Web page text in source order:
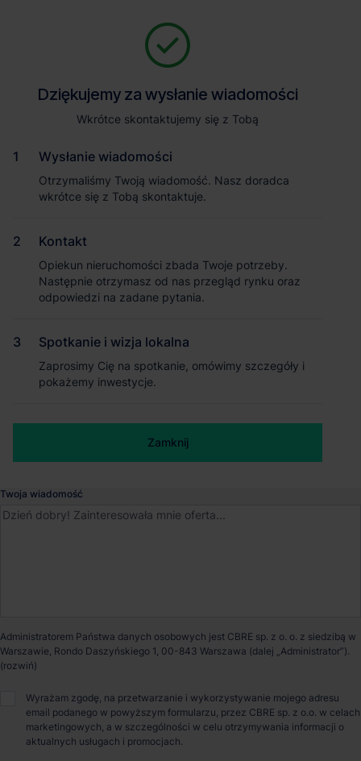
Dostępna powierzchnia
Dziękujemy za wysłanie wiadomości
Wkrótce skontaktujemy się z Tobą
Wysłanie wiadomości
Otrzymaliśmy Twoją wiadomość. Nasz doradca
wkrótce się z Tobą skontaktuje.
Kontakt
Opiekun nieruchomości zbada Twoje potrzeby.
Następnie otrzymasz od nas przegląd rynku oraz
odpowiedzi na zadane pytania.
Spotkanie i wizja lokalna
Zaprosimy Cię na spotkanie, omówimy szczegóły i
pokażemy inwestycje.
Zamknij
Jesteśmy tu, żeby Ci pomóc. Niezależnie od tego, na jakim etapie
pomożemy Ci wybrać najlepszą ofertę. Napisz do nas!
Imię i nazwisko
Nazwa firmy
Email służbowy
Twoja wiadomość
Administratorem Państwa danych osobowych jest CBRE sp. z o. o. z siedzibą w
Warszawie, Rondo Daszyńskiego 1, 00-843 Warszawa (dalej „Administrator”).
Wyrażam zgodę, na przetwarzanie i wykorzystywanie mojego adresu
email podanego w powyższym formularzu, przez CBRE sp. z o.o. w celach
marketingowych, a w szczególności w celu otrzymywania informacji o
aktualnych usługach i promocjach.
Dziękujemy za wysłanie wiadomości
Wkrótce skontaktujemy się z Tobą
Wysłanie wiadomości
Otrzymaliśmy Twoją wiadomość. Nasz doradca
wkrótce się z Tobą skontaktuje.
Kontakt
Opiekun nieruchomości zbada Twoje potrzeby.
Następnie otrzymasz od nas przegląd rynku oraz
odpowiedzi na zadane pytania.
Spotkanie i wizja lokalna
Zaprosimy Cię na spotkanie, omówimy szczegóły i
pokażemy inwestycje.
Zamknij